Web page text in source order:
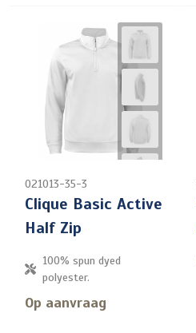
021013-35-3
Clique Basic Active
Half Zip
100% spun dyed
polyester.
Op aanvraag